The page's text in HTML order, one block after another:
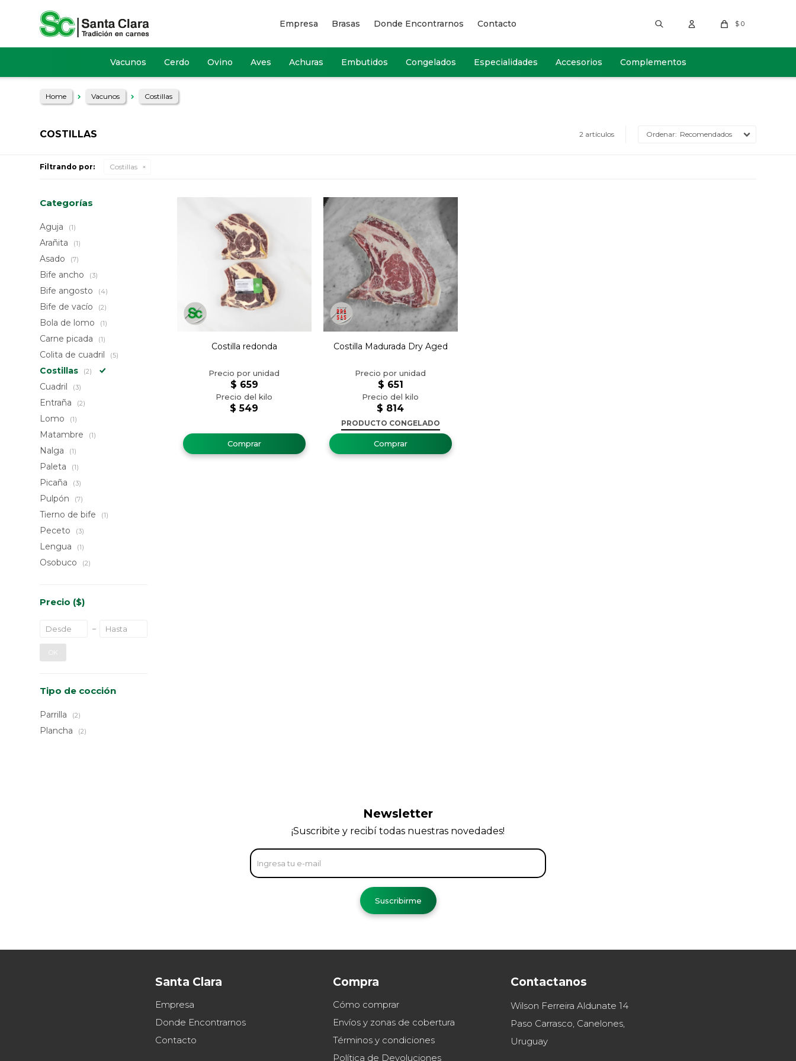
Vacunos Cerdo Ovino Aves Achuras Embutidos Congelados Especialidades Accesorios Complementos
$ 0
Empresa Brasas Donde Encontrarnos Contacto
Home Vacunos Costillas
COSTILLAS 2 artículos Recomendados
Filtrando por: Costillas
Costilla redonda
$ 549
$ 659
Costilla Madurada Dry Aged
$ 814
$ 651
PRODUCTO CONGELADO
Categorías
Aguja (1)
Arañita (1)
Asado (7)
Bife ancho (3)
Bife angosto (4)
Bife de vacío (2)
Bola de lomo (1)
Carne picada (1)
Colita de cuadril (5)
Costillas (2)
Cuadril (3)
Entraña (2)
Lomo (1)
Matambre (1)
Nalga (1)
Paleta (1)
Picaña (3)
Pulpón (7)
Tierno de bife (1)
Peceto (3)
Lengua (1)
Osobuco (2)
Precio ($)
OK
Tipo de cocción
Parrilla (2)
Plancha (2)
Santa Clara
Empresa
Donde Encontrarnos
Contacto
Compra
Cómo comprar
Envíos y zonas de cobertura
Términos y condiciones
Política de Devoluciones
Contactanos
Wilson Ferreira Aldunate 14
Paso Carrasco, Canelones,
Uruguay
Newsletter
¡Suscribite y recibí todas nuestras novedades!
Suscribirme